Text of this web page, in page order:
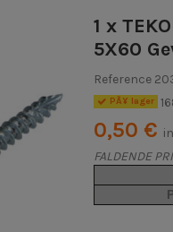
1 x
5X60
Reference
PÃ¥ lager
0,50 €
FALDENDE